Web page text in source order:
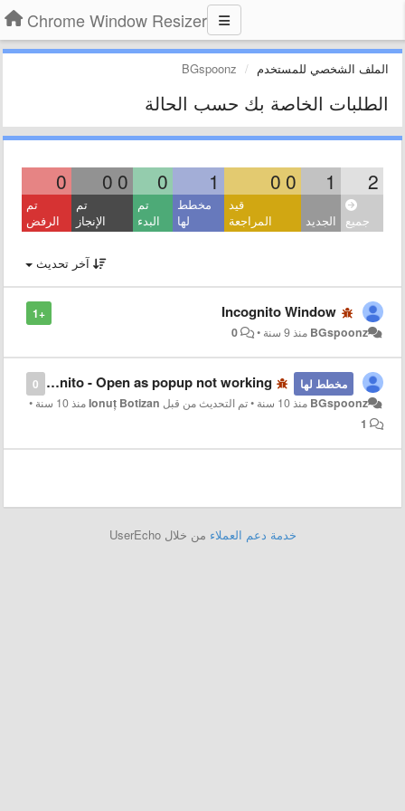
Chrome Window Resizer
الملف الشخصي للمستخدم BGspoonz
الطلبات الخاصة بك حسب الحالة
2
1
0
0
1
0
0
0
0
جميع الجديد
قيد
المراجعة
مخطط
لها
تم
البدء
تم
الإنجاز
تم
الرفض
آخر تحديث
+1 Incognito Window
BGspoonz منذ 9 سنة •
0
0 مخطط لها While in Incognito - Open as popup not working
BGspoonz منذ 10 سنة •تم التحديث من قبل Ionuț Botizanمنذ 10 سنة
•
1
خدمة دعم العملاء من خلال UserEcho